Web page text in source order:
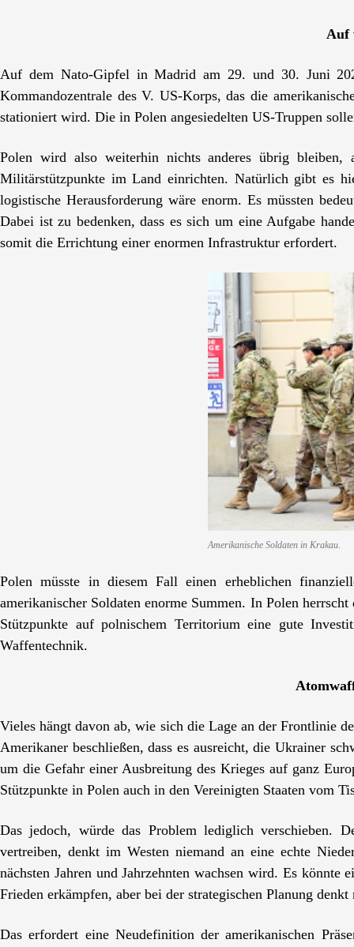
Auf
Auf dem Nato-Gipfel in Madrid am 29. und 30. Juni
Kommandozentrale des V. US-Korps, das die
stationiert wird. Die in Polen angesiedelten US-Truppen
Polen wird also weiterhin nichts anderes übrig
Militärstützpunkte im Land einrichten. Natürlich gibt es
logistische Herausforderung wäre enorm. Es müssten
Dabei ist zu bedenken, dass es sich um eine Aufgabe
somit die Errichtung einer enormen Infrastruktur erfordert.
Amerikanische Soldaten in Krakau.
Polen müsste in diesem Fall einen erheblichen
amerikanischer Soldaten enorme Summen. In Polen
Stützpunkte auf polnischem Territorium eine gute
Waffentechnik.
Vieles hängt davon ab, wie sich die Lage an der Frontlinie
Amerikaner beschließen, dass es ausreicht, die Ukrainer
um die Gefahr einer Ausbreitung des Krieges auf ganz
Stützpunkte in Polen auch in den Vereinigten Staaten vom
Das jedoch, würde das Problem lediglich verschieben.
vertreiben, denkt im Westen niemand an eine echte
nächsten Jahren und Jahrzehnten wachsen wird. Es
Frieden erkämpfen, aber bei der strategischen Planung denkt
Das erfordert eine Neudefinition der amerikanischen